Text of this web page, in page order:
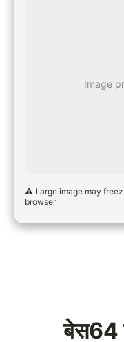
Image
⚠️ Large image may
browser
बेस64